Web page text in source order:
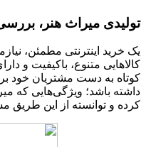
تولیدی میراث هنر،
یک خرید اینترنتی مطمئن،
کالاهایی متنوع، باکیفیت و
کوتاه به دست مشتریان خود
داشته باشد؛ ویژگی‌هایی که
کرده و توانسته از این طریق